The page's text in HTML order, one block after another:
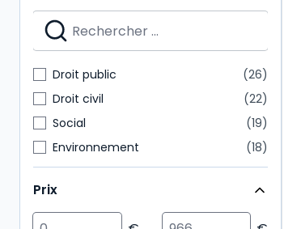
Hors Collection
2
Les cahiers de la justice
Droit public
26
Droit civil
22
Social
19
Environnement
18
Affaires
15
Pénal
14
Action sociale
7
Prix